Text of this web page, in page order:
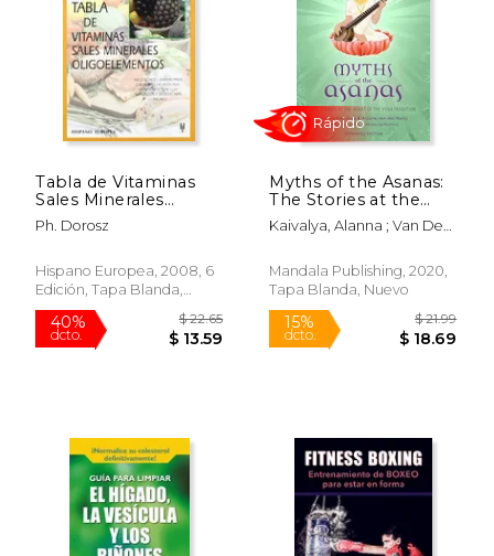
dcto. $ 100.25 dcto. $
Tabla de Vitaminas
Sales Minerales
Oligoelementos
Ph. Dorosz
Hispano Europea, 2008, 6
Edición, Tapa Blanda,
Usado
Myths of the Asanas:
The Stories at the
Heart of the Yoga
Tradition (en Inglés)
Kaivalya, Alanna ; Van Der
Mandala Publishing, 2020,
Tapa Blanda, Nuevo